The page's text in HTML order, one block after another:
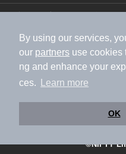
By using our services,
our partners use cookies
ng and enhance your
ces.
Learn more
OK
スマー
加盟店募集（資料
利用規約
運営会社
個
©NIFTY